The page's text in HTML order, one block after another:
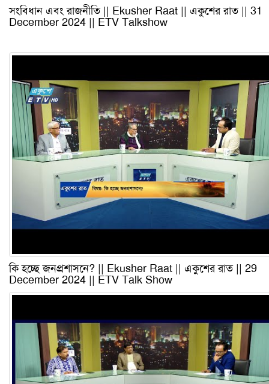
সংবিধান এবং রাজনীতি || Ekusher Raat || একুশের রাত || 31
December 2024 || ETV Talkshow
কি হচ্ছে জনপ্রশাসনে? || Ekusher Raat || একুশের রাত || 29
December 2024 || ETV Talk Show